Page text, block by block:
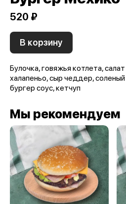
520 ₽
В корзину
Булочка, говяжья котлета,
халапеньо, сыр чеддер,
бургер соус, кетчуп
Мы рекомендуем